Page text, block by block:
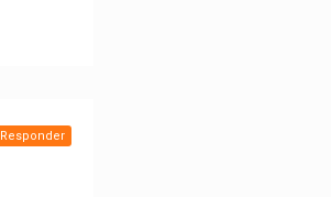
Responder